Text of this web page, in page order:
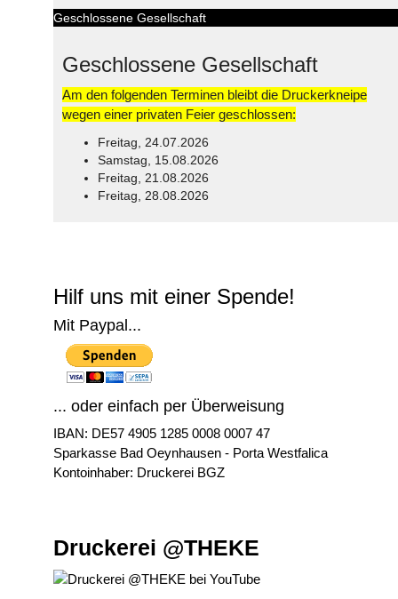
Geschlossene Gesellschaft
Geschlossene Gesellschaft
Am den folgenden Terminen bleibt die Druckerkneipe
wegen einer privaten Feier geschlossen:
Freitag, 24.07.2026
Samstag, 15.08.2026
Freitag, 21.08.2026
Freitag, 28.08.2026
Hilf uns mit einer Spende!
Mit Paypal...
... oder einfach per Überweisung
IBAN: DE57 4905 1285 0008 0007 47
Sparkasse Bad Oeynhausen - Porta Westfalica
Kontoinhaber: Druckerei BGZ
Druckerei @THEKE